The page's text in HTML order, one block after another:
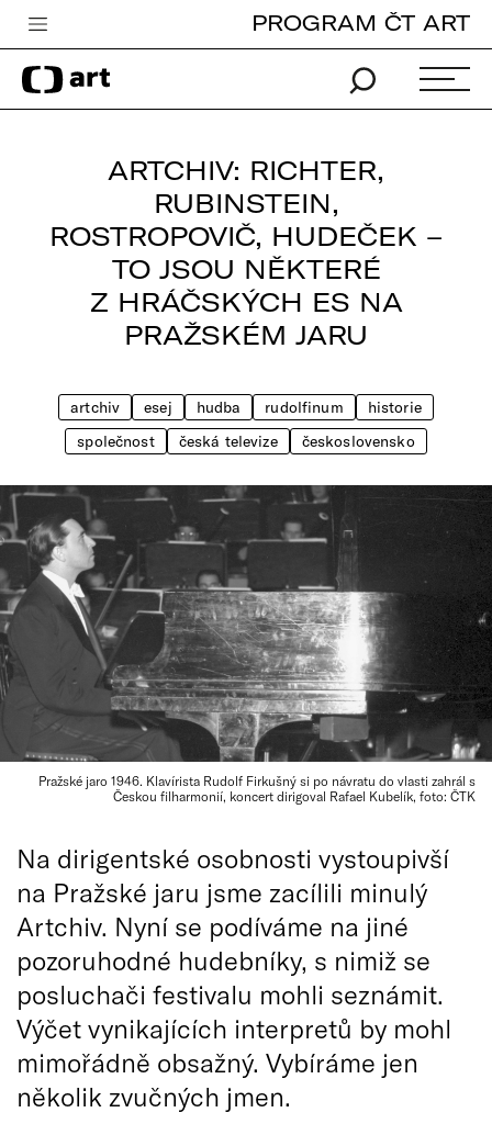
Česká televize
Zpravodajství
TV program
PROGRAM ČT ART
ARTCHIV: RICHTER,
RUBINSTEIN,
ROSTROPOVIČ, HUDEČEK –
TO JSOU NĚKTERÉ
Z HRÁČSKÝCH ES NA
PRAŽSKÉM JARU
artchiv esej hudba rudolfinum
historie
společnost
česká televize československo
Pražské jaro 1946. Klavírista Rudolf Firkušný si po návratu do vlasti zahrál s
Českou filharmonií, koncert dirigoval Rafael Kubelík, foto: ČTK
Na dirigentské osobnosti vystoupivší
na Pražské jaru jsme zacílili minulý
Artchiv. Nyní se podíváme na jiné
pozoruhodné hudebníky, s nimiž se
posluchači festivalu mohli seznámit.
Výčet vynikajících interpretů by mohl
mimořádně obsažný. Vybíráme jen
několik zvučných jmen.